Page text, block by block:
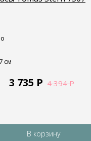
см
3 735 Р 4 394Р
В корзину